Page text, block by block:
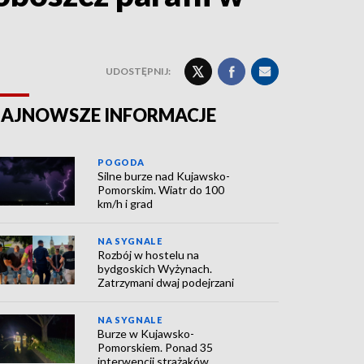
UDOSTĘPNIJ:
INFORMACJE
POGODA
Silne burze nad Kujawsko-
Pomorskim. Wiatr do 100
km/h i grad
NA SYGNALE
Rozbój w hostelu na
bydgoskich Wyżynach.
Zatrzymani dwaj podejrzani
NA SYGNALE
Burze w Kujawsko-
Pomorskiem. Ponad 35
interwencji strażaków